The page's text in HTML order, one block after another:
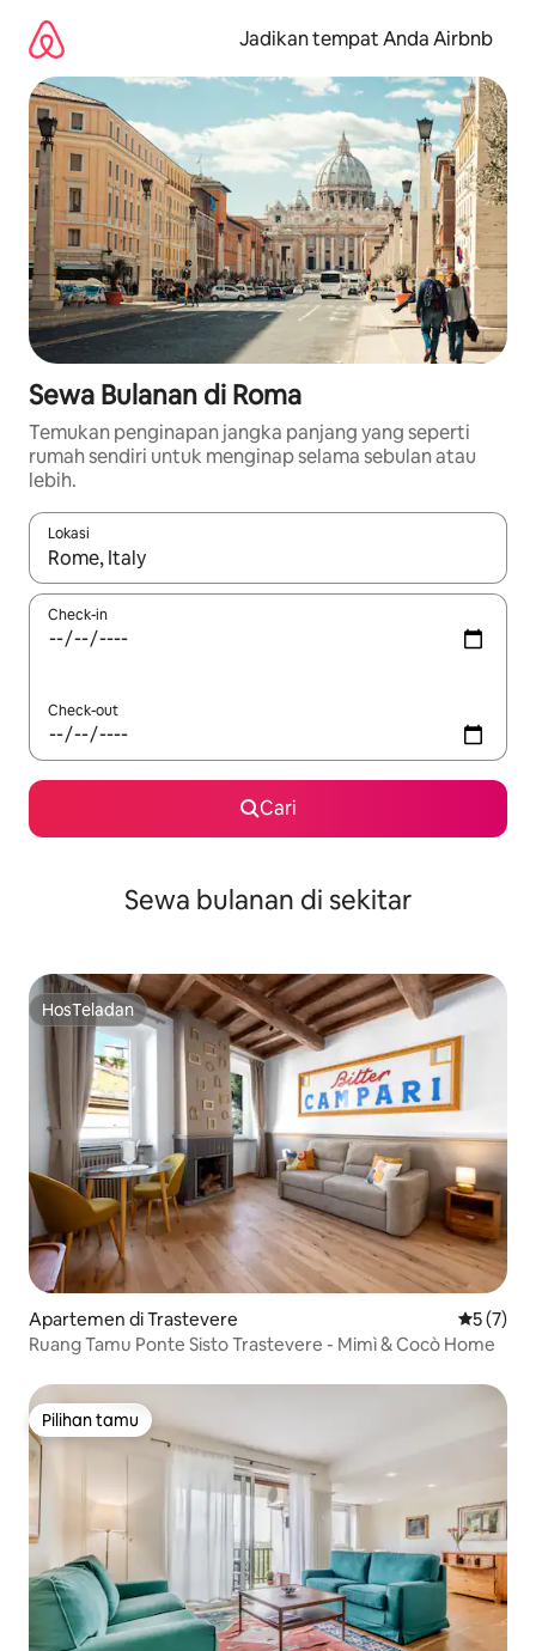
langsung
lihat
konten
Jadikan tempat Anda Airbnb
Sewa Bulanan di Roma
Temukan penginapan jangka panjang yang seperti
rumah sendiri untuk menginap selama sebulan atau
lebih.
Lokasi
Jika hasil yang dicari tersedia, telusuri dengan tombol panah
Check-in
Check-out
Cari
Sewa bulanan di sekitar
HosTeladan
HosTeladan
Apartemen di Trastevere Nilai
5 (7)
Ruang Tamu Ponte Sisto Trastevere - Mimì & Cocò Home
Pilihan tamu
Pilihan tamu